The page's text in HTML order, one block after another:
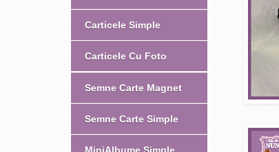
Carticele Simple
Carticele Cu Foto
Semne Carte Magnet
Semne Carte Simple